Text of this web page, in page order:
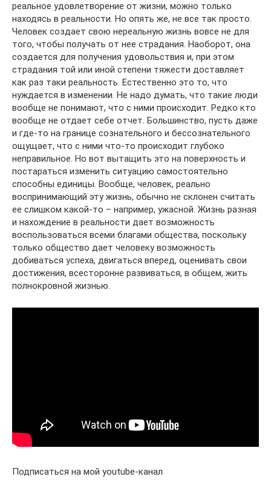
реальное удовлетворение от жизни, можно только
находясь в реальности. Но опять же, не все так просто.
Человек создает свою нереальную жизнь вовсе не для
того, чтобы получать от нее страдания. Наоборот, она
создается для получения удовольствия и, при этом
страдания той или иной степени тяжести доставляет
как раз таки реальность. Естественно это то, что
нуждается в изменении. Не надо думать, что такие люди
вообще не понимают, что с ними происходит. Редко кто
вообще не отдает себе отчет. Большинство, пусть даже
и где-то на границе сознательного и бессознательного
ощущает, что с ними что-то происходит глубоко
неправильное. Но вот вытащить это на поверхность и
постараться изменить ситуацию самостоятельно
способны единицы. Вообще, человек, реально
воспринимающий эту жизнь, обычно не склонен считать
ее слишком какой-то – например, ужасной. Жизнь разная
и нахождение в реальности дает возможность
воспользоваться всеми благами общества, поскольку
только общество дает человеку возможность
добиваться успеха, двигаться вперед, оценивать свои
достижения, всесторонне развиваться, в общем, жить
полнокровной жизнью.
Подписаться на мой youtube-канал